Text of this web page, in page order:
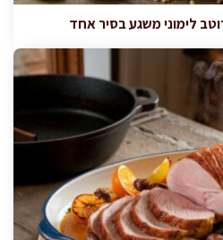
לימוני משגע בסיר אחד